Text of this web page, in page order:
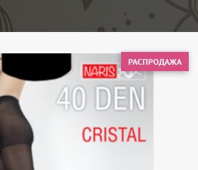
РАСПРОДАЖА